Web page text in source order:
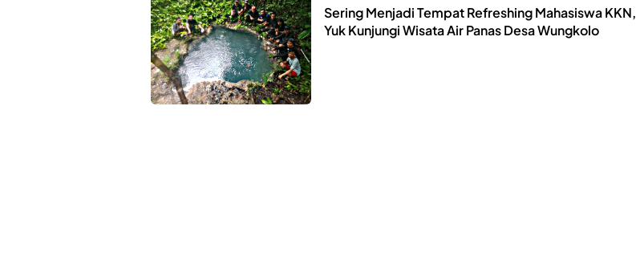
Sering Menjadi Tempat Refreshing Mahasiswa KKN,
Yuk Kunjungi Wisata Air Panas Desa Wungkolo